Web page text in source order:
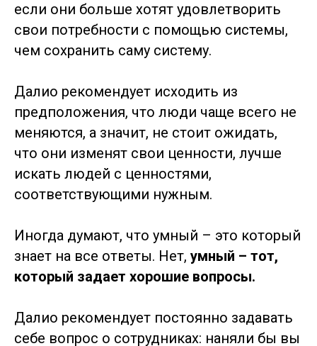
если они больше хотят удовлетворить
свои потребности с помощью системы,
чем сохранить саму систему.
Далио рекомендует исходить из
предположения, что люди чаще всего не
меняются, а значит, не стоит ожидать,
что они изменят свои ценности, лучше
искать людей с ценностями,
соответствующими нужным.
Иногда думают, что умный – это который
знает на все ответы. Нет, умный – тот,
который задает хорошие вопросы.
Далио рекомендует постоянно задавать
себе вопрос о сотрудниках: наняли бы вы